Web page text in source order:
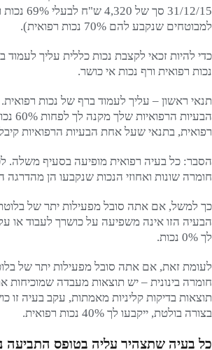
למבוטחים שנקבע להם 70% נכות רפואית).
נכות רפואית ורף נכות אי כושר.
תנאי ראשון – עליך לעמוד ברף של נכות
רפואית, בתנאי שעל אחת הבעיות הרפואיות קיבלת 25%
הסבר: כל בעיה רפואית מופיעה בסעיף משלה.
חומרה שונות ואחוזי הנכות שנקבעו הן
כך למשל, אם אתה סובל מפעילות יתר של
הבעיה הזו אינה משפיעה על כושרך לעבוד או
לך 0% נכות.
לעומת זאת, אם אתה סובל מפעילות יתר של
חומרה בינונית – יש תוצאות מעבדה שמוכיחות
תוצאות בדיקות קליניות מאמתות, עקב בעיה זו
בצורה בולטת, ייקבעו לך 40% נכות רפואית.
כל בעיה שתצהיר עליה בטופס התביעה